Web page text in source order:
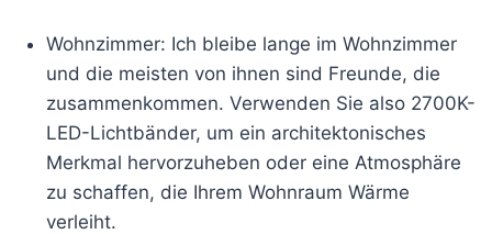
Wohnzimmer: Ich bleibe lange im Wohnzimmer
und die meisten von ihnen sind Freunde, die
zusammenkommen. Verwenden Sie also 2700K-
LED-Lichtbänder, um ein architektonisches
Merkmal hervorzuheben oder eine Atmosphäre
zu schaffen, die Ihrem Wohnraum Wärme
verleiht.